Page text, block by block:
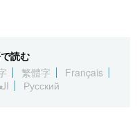
Русский
読む
繁體字
Français
Русский